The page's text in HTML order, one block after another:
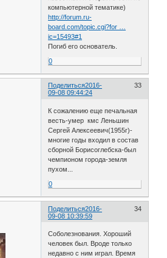
компьютерной тематике)
http://forum.ru-
board.com/topic.cgi?for …
ic=15493#1
Погиб его основатель.
0
Поделиться 33
2016-
09-08 09:44:24
К сожалению еще печальная
весть-умер кмс Леньшин
Сергей Алексеевич(1955г)-
многие годы входил в состав
сборной Борисоглебска-был
чемпионом города-земля
пухом...
0
Поделиться 34
2016-
09-08 10:39:59
Соболезнования. Хороший
человек был. Вроде только
недавно с ним играл. Время